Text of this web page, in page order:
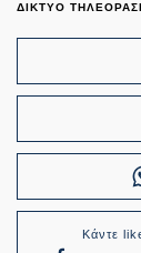
ΔΙΚΤΥΟ
Κάντε